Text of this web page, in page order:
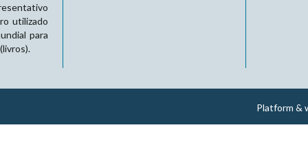
utilizado
para
Platform &